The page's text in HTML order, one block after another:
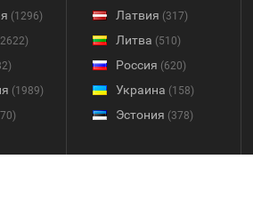
(1296)
(1989)
Латвия (317)
Литва (510)
Россия (620)
Украина (158)
Эстония (378)